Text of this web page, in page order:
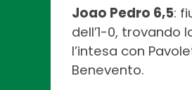
Joao Pedro 6,5:
dell’1-0,
l’intesa con
Benevento.